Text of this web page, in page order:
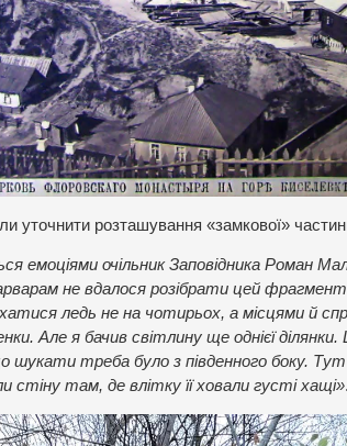
уточнити розташування «замкової»
емоціями очільник Заповідника Роман
не вдалося розібрати цей
ледь не на чотирьох, а місцями й
Але я бачив світлину ще однієї
шукати треба було з південного боку.
стіну там, де влітку її ховали густі хащі».